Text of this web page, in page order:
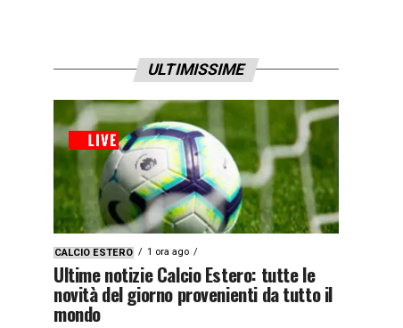
ULTIMISSIME
CALCIO ESTERO 1 ora ago
Ultime notizie Calcio Estero: tutte le
novità del giorno provenienti da tutto il
mondo